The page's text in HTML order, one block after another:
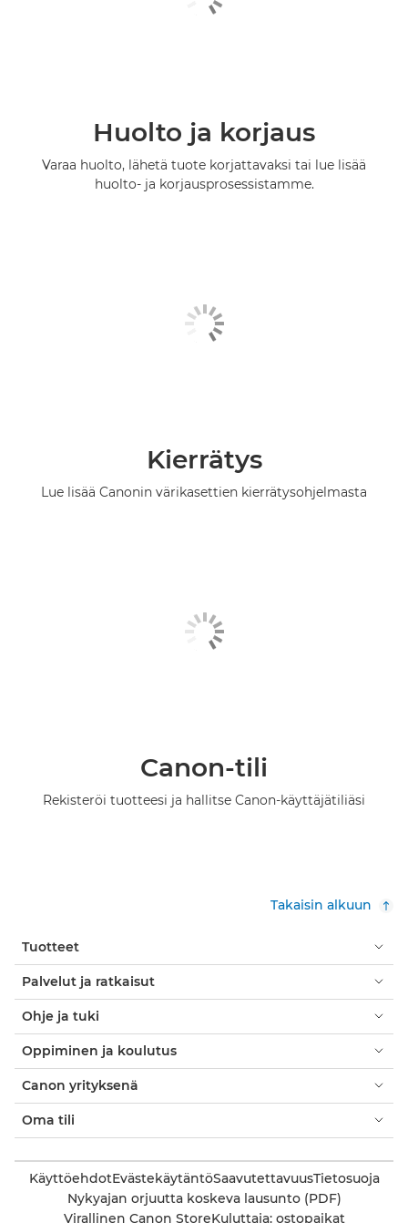
Huolto ja korjaus
Varaa huolto, lähetä tuote korjattavaksi tai lue lisää
huolto- ja korjausprosessistamme.
Kierrätys
Lue lisää Canonin värikasettien kierrätysohjelmasta
Canon-tili
Rekisteröi tuotteesi ja hallitse Canon-käyttäjätiliäsi
Takaisin alkuun
Tuotteet
Palvelut ja ratkaisut
Ohje ja tuki
Oppiminen ja koulutus
Canon yrityksenä
Oma tili
KäyttöehdotEvästekäytäntöSaavutettavuusTietosuoja
Nykyajan orjuutta koskeva lausunto (PDF)
Virallinen Canon StoreKuluttaja: ostopaikat